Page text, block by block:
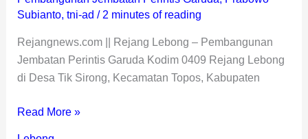
Subianto, tni-ad / 2 minutes of reading
Rejangnews.com || Rejang Lebong – Pembangunan
Jembatan Perintis Garuda Kodim 0409 Rejang Lebong
di Desa Tik Sirong, Kecamatan Topos, Kabupaten
Read More »